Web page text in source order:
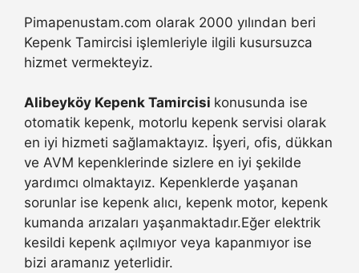
Pimapenustam.com olarak 2000 yılından beri
Kepenk Tamircisi işlemleriyle ilgili kusursuzca
hizmet vermekteyiz.
Alibeyköy Kepenk Tamircisi konusunda ise
otomatik kepenk, motorlu kepenk servisi olarak
en iyi hizmeti sağlamaktayız. İşyeri, ofis, dükkan
ve AVM kepenklerinde sizlere en iyi şekilde
yardımcı olmaktayız. Kepenklerde yaşanan
sorunlar ise kepenk alıcı, kepenk motor, kepenk
kumanda arızaları yaşanmaktadır.Eğer elektrik
kesildi kepenk açılmıyor veya kapanmıyor ise
bizi aramanız yeterlidir.